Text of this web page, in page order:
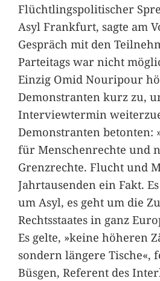
Flüchtlingspolitischer
Asyl Frankfurt, sagte am
Gespräch mit den
Parteitags war nicht
Einzig Omid Nouripour
Demonstranten kurz zu,
Interviewtermin
Demonstranten betonten:
für Menschenrechte und
Grenzrechte. Flucht und
Jahrtausenden ein Fakt.
um Asyl, es geht um die
Rechtsstaates in ganz
Es gelte, »keine höheren
sondern längere Tische«,
Büsgen, Referent des